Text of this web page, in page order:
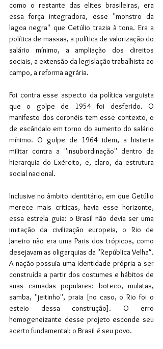
como o restante das elites brasileiras, era
essa força integradora, esse ''monstro da
lagoa negra'' que Getúlio trazia à tona. Era a
política de massas, a política de valorização do
salário mínimo, a ampliação dos direitos
sociais, a extensão da legislação trabalhista ao
campo, a reforma agrária.
Foi contra esse aspecto da política varguista
que o golpe de 1954 foi desferido. O
manifesto dos coronéis tem esse contexto, o
de escândalo em torno do aumento do salário
mínimo. O golpe de 1964 idem, a histeria
militar contra a ''insubordinação'' dentro da
hierarquia do Exército, e, claro, da estrutura
social nacional.
Inclusive no âmbito identitário, em que Getúlio
merece mais críticas, havia esse horizonte,
essa estrela guia: o Brasil não devia ser uma
imitação da civilização europeia, o Rio de
Janeiro não era uma Paris dos trópicos, como
desejavam as oligarquias da ''República Velha".
A nação possuía uma identidade própria a ser
construída a partir dos costumes e hábitos de
suas camadas populares: boteco, mulatas,
samba, ''jeitinho'', praia [no caso, o Rio foi o
esteio dessa construção]. O erro
homogeneizante desse projeto esconde seu
acerto fundamental: o Brasil é seu povo.